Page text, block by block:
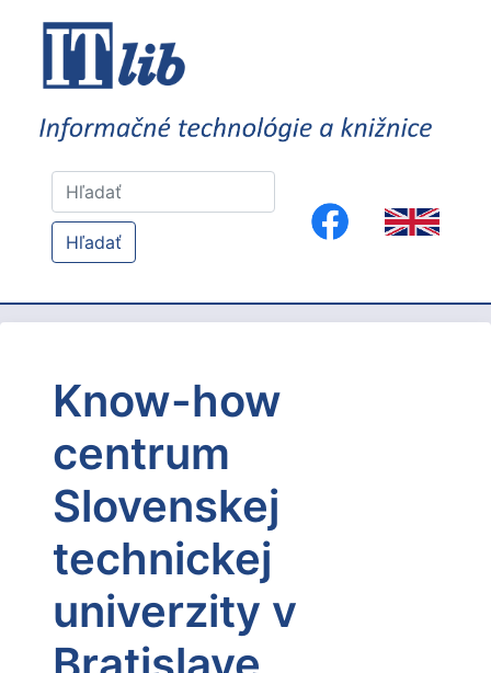
Hľadať
Know-how
centrum
Slovenskej
technickej
univerzity v